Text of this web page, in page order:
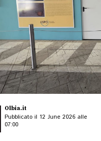
Olbia.it
Pubblicato il 12 June 2026 alle
07:00